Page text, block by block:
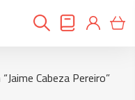
Cabeza Pereiro”